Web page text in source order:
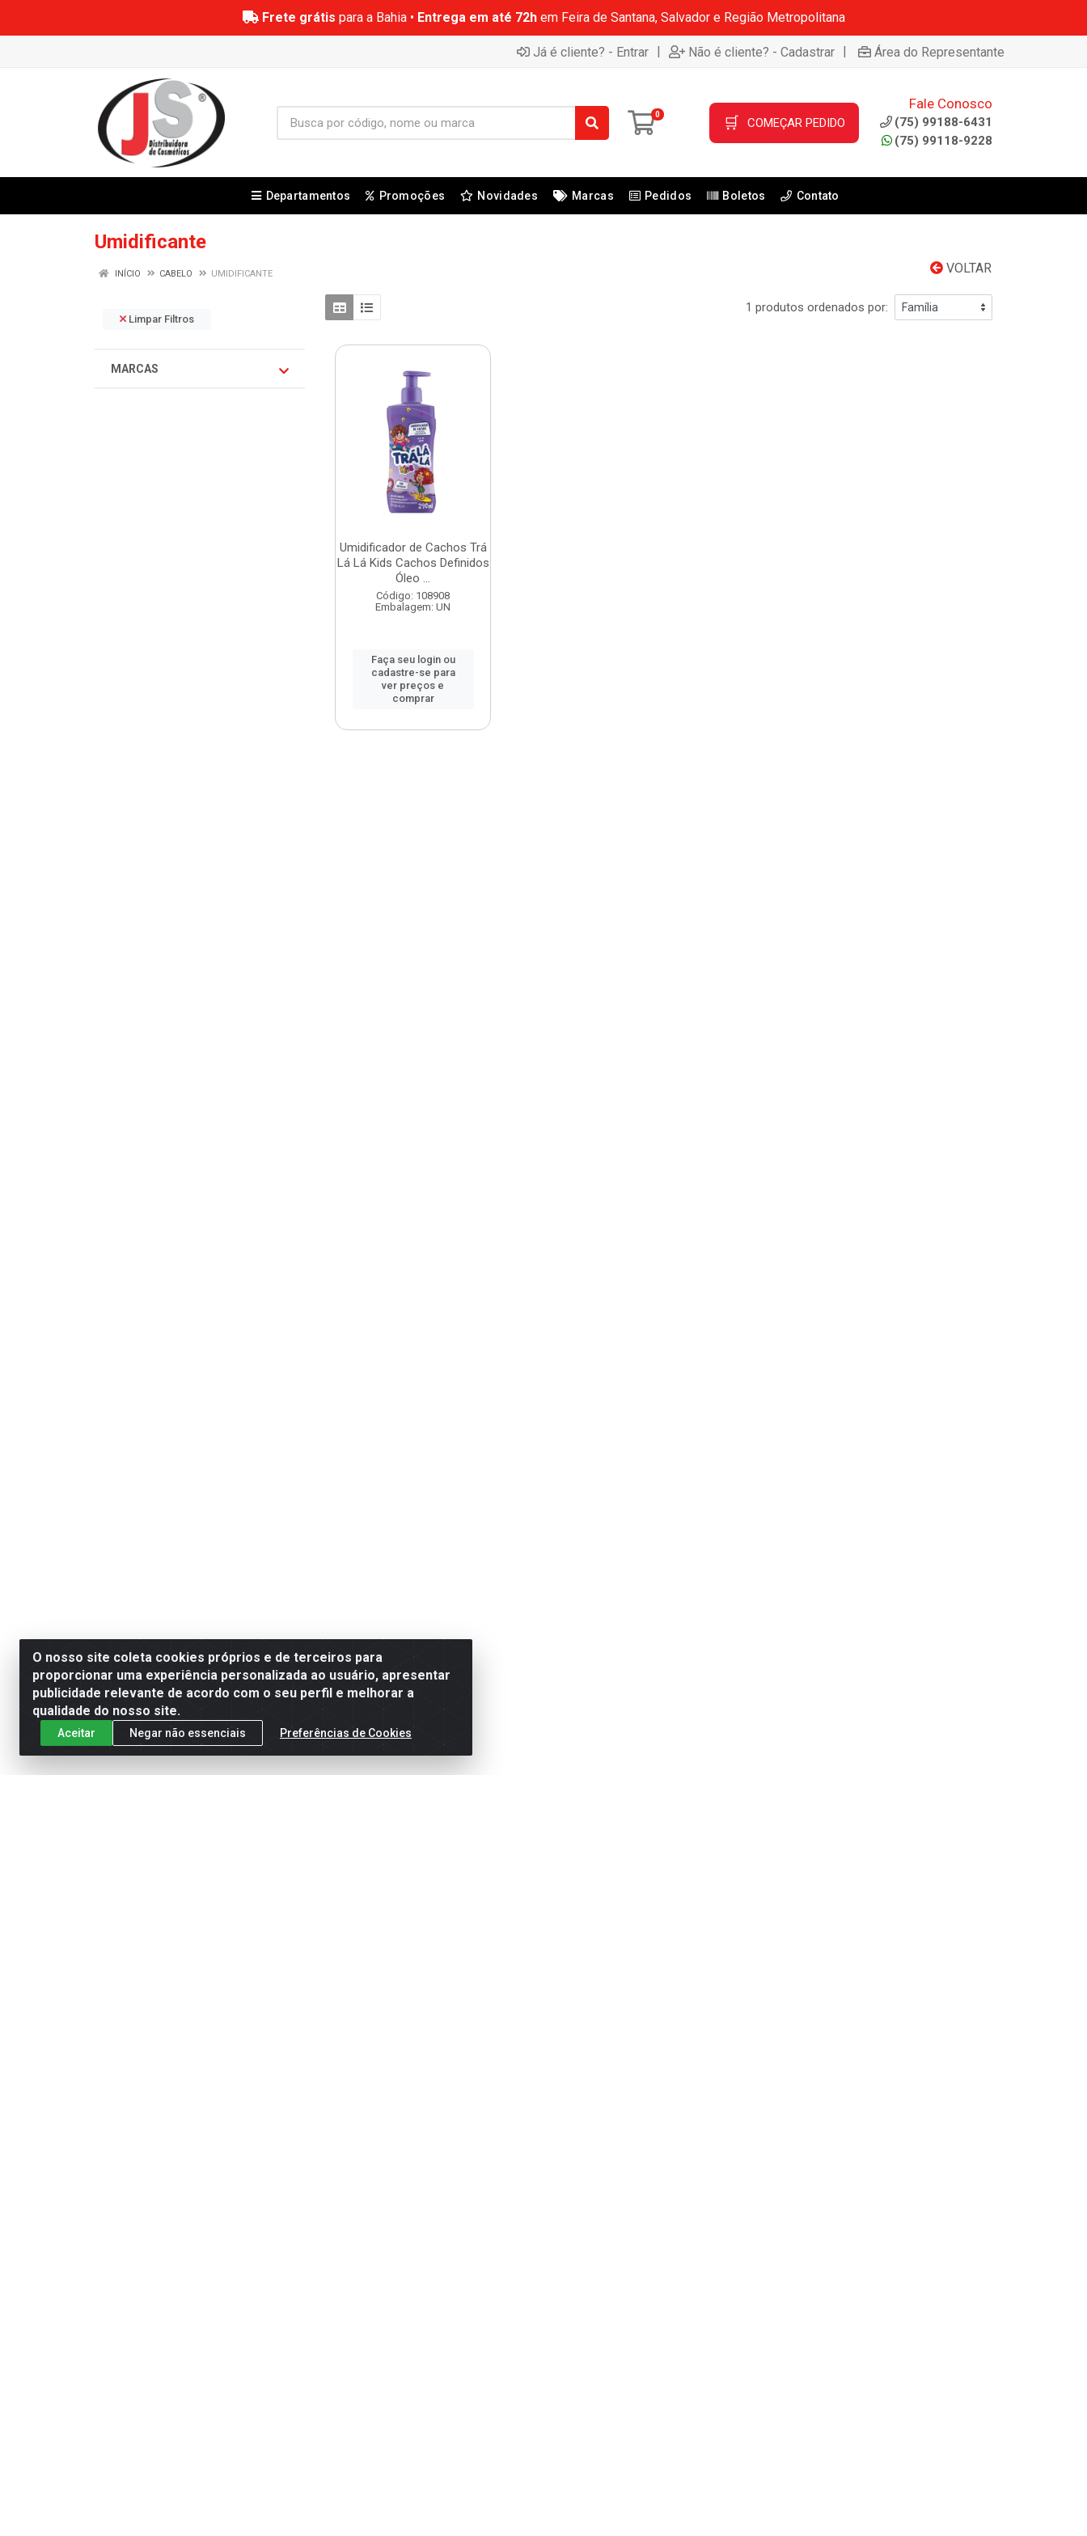
Frete grátis para a Bahia • Entrega em até 72hem Feira de Santana, Salvador e Região Metropolitana
Já é cliente? - Entrar | Não é cliente? - Cadastrar | Área do Representante
0 🛒 COMEÇAR PEDIDO
Fale Conosco
(75) 99188-6431
(75) 99118-9228
Departamentos Promoções Novidades Marcas Pedidos Boletos Contato
Umidificante
VOLTAR
INÍCIO CABELO UMIDIFICANTE
Limpar Filtros
MARCAS
1 produtos ordenados por:
Umidificador de Cachos Trá
Lá Lá Kids Cachos Definidos
Óleo ...
Código: 108908
Embalagem: UN
Faça seu login ou
cadastre-se para
ver preços e
comprar
O nosso site coleta cookies próprios e de terceiros para
proporcionar uma experiência personalizada ao usuário, apresentar
publicidade relevante de acordo com o seu perfil e melhorar a
qualidade do nosso site.
Aceitar Negar não essenciais Preferências de Cookies